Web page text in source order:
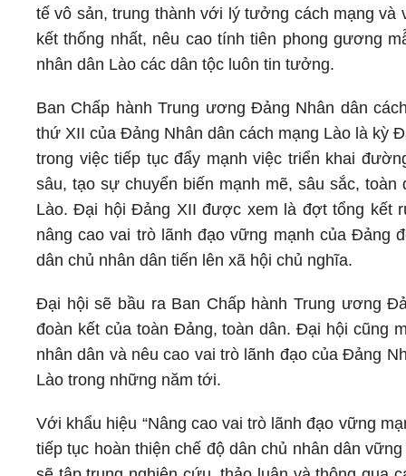
tế vô sản, trung thành với lý tưởng cách mạng
kết thống nhất, nêu cao tính tiên phong gương
nhân dân Lào các dân tộc luôn tin tưởng.
Ban Chấp hành Trung ương Đảng Nhân dân
thứ XII của Đảng Nhân dân cách mạng Lào là kỳ
trong việc tiếp tục đẩy mạnh việc triển khai
sâu, tạo sự chuyển biến mạnh mẽ, sâu sắc,
Lào. Đại hội Đảng XII được xem là đợt tổng kết
nâng cao vai trò lãnh đạo vững mạnh của Đảng
dân chủ nhân dân tiến lên xã hội chủ nghĩa.
Đại hội sẽ bầu ra Ban Chấp hành Trung ương
đoàn kết của toàn Đảng, toàn dân. Đại hội cũng
nhân dân và nêu cao vai trò lãnh đạo của Đảng
Lào trong những năm tới.
Với khẩu hiệu “Nâng cao vai trò lãnh đạo vững
tiếp tục hoàn thiện chế độ dân chủ nhân dân